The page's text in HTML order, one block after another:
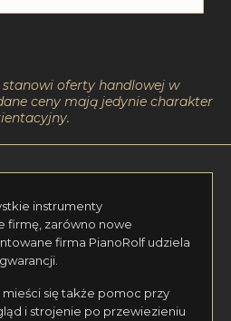
oferty handlowej w
ceny mają jedynie charakter
instrumenty
firmę, zarówno nowe
firma PianoRolf udziela
gwarancji.
się także pomoc przy
i strojenie po przewiezieniu